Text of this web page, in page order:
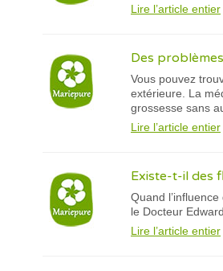
Lire l’article entier
Des
Vous pouvez
extérieure. La
grossesse sans
Lire l’article entier
Existe-t-il des
Quand
le Docteur
Lire l’article entier